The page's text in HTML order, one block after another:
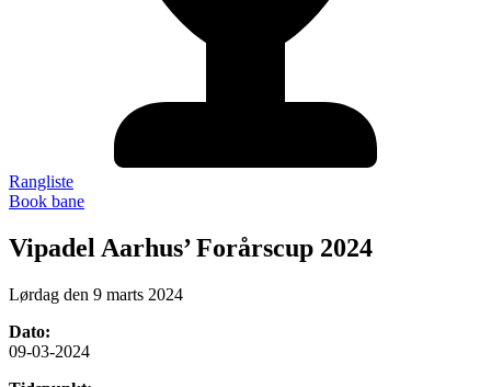
Rangliste
Book bane
Vipadel Aarhus’ Forårscup 2024
Lørdag den 9 marts 2024
Dato:
09-03-2024